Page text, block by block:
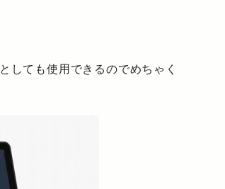
としても使用できるのでめちゃく